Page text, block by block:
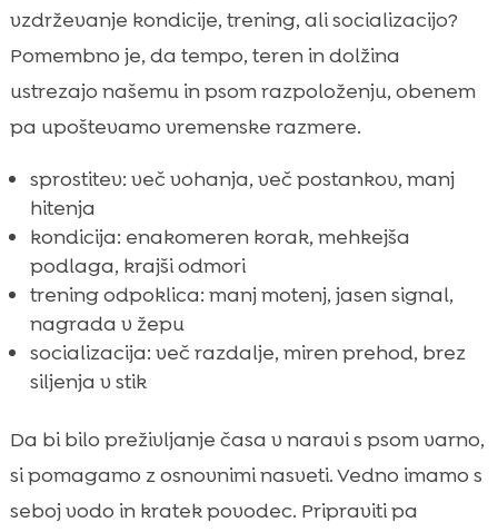
vzdrževanje kondicije, trening, ali socializacijo?
Pomembno je, da tempo, teren in dolžina
ustrezajo našemu in psom razpoloženju, obenem
pa upoštevamo vremenske razmere.
sprostitev: več vohanja, več postankov, manj
hitenja
kondicija: enakomeren korak, mehkejša
podlaga, krajši odmori
trening odpoklica: manj motenj, jasen signal,
nagrada v žepu
socializacija: več razdalje, miren prehod, brez
siljenja v stik
Da bi bilo preživljanje časa v naravi s psom varno,
si pomagamo z osnovnimi nasveti. Vedno imamo s
seboj vodo in kratek povodec. Pripraviti pa